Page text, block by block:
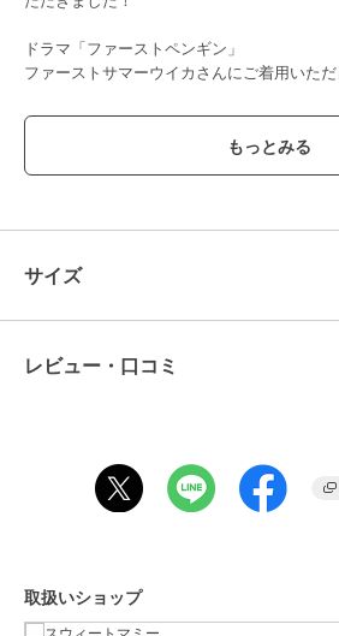
ドラマ「ファーストペンギン」
ファーストサマーウイカさんにご着用いただ
専門店ならではのこだわりPOINT！
・柔らかく伸びのいいストレッチリブでマ
すっぽり包みます。
フリーカットタイプ
お好きな長さにカット調節できる！高見え上
・フリーカットOKだから低身長さんにも！
3.脇の縫い目のほつれが気になる場合は手芸
縫い終わりに少し付けて乾かします。
伸び感 ：強
生地の厚さ：中
サイズ
レビュー・口コミ
取扱いショップ